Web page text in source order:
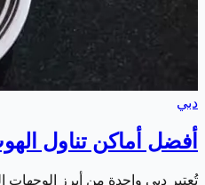
دبي
أفضل أماكن تناول
تُعتبر دبي واحدة من أبرز الوجهات